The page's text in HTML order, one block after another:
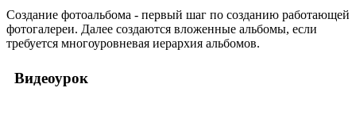
Создание фотоальбома - первый шаг по созданию работающей
фотогалереи. Далее создаются вложенные альбомы, если
требуется многоуровневая иерархия альбомов.
Видеоурок